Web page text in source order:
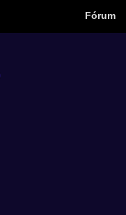
Fórum